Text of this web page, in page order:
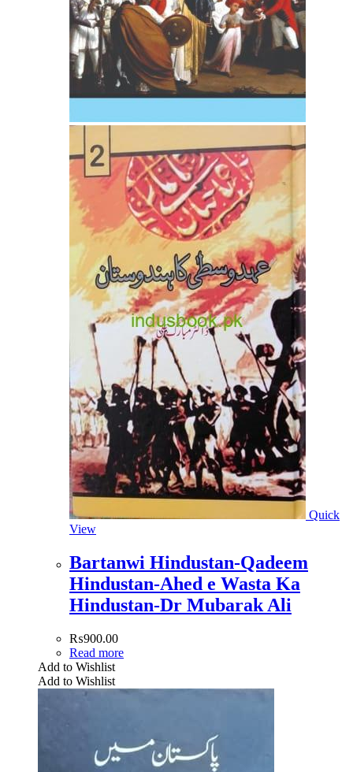
Quick
View
Bartanwi Hindustan-Qadeem
Hindustan-Ahed e Wasta Ka
Hindustan-Dr Mubarak Ali
₨900.00
Read more
Add to Wishlist
Add to Wishlist